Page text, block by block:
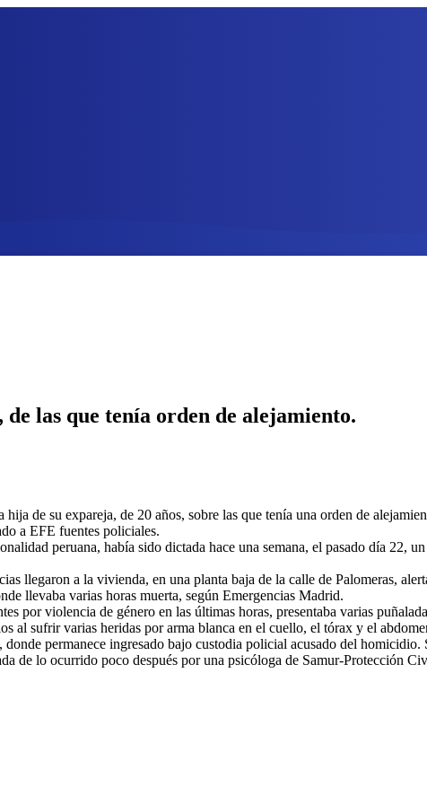
las que tenía orden de alejamiento.
de su expareja, de 20 años, sobre las que tenía una orden de
a EFE fuentes policiales.
peruana, había sido dictada hace una semana, el pasado día 22,
llegaron a la vivienda, en una planta baja de la calle de Palomeras,
llevaba varias horas muerta, según Emergencias Madrid.
por violencia de género en las últimas horas, presentaba varias
al sufrir varias heridas por arma blanca en el cuello, el tórax y el
permanece ingresado bajo custodia policial acusado del
de lo ocurrido poco después por una psicóloga de Samur-Protección